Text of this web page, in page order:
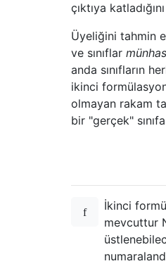
çıktıya
Üyeliğini tahmin
ve sınıflar
anda sınıfların
ikinci
olmayan rakam
bir "gerçek"
İkinci
mevcuttur